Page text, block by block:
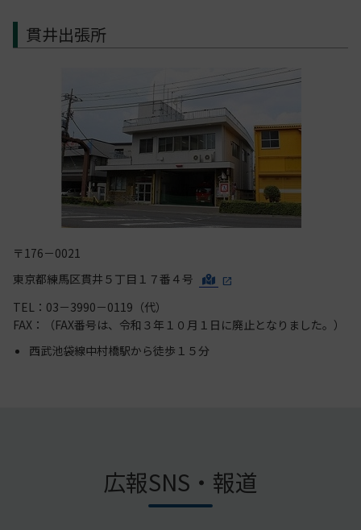
貫井出張所
〒176－0021
東京都練馬区貫井５丁目１７番４号
TEL：03－3990－0119（代）
FAX：（FAX番号は、令和３年１０月１日に廃止となりました。）
西武池袋線中村橋駅から徒歩１５分
広報SNS・報道